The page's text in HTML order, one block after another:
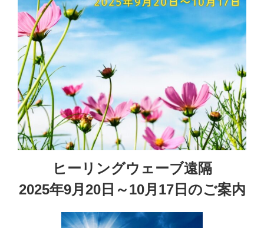
ヒーリングウェーブ遠隔
2025年9月20日～10月17日のご案内